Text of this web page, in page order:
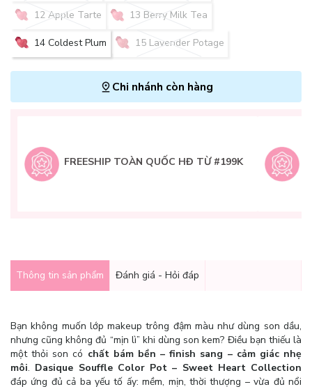
12 Apple Tarte 13 Berry Milk Tea
14 Coldest Plum 15 Lavender Potage
Chi nhánh còn hàng
FREESHIP TOÀN QUỐC HĐ TỪ #199K
Thông tin sản phẩm Đánh giá - Hỏi đáp
Bạn không muốn lớp makeup trông đậm màu như dùng son dầu,
nhưng cũng không đủ “mịn lì” khi dùng son kem? Điều bạn thiếu là
một thỏi son có chất bám bền – finish sang – cảm giác nhẹ
môi. Dasique Souffle Color Pot – Sweet Heart Collection
đáp ứng đủ cả ba yếu tố ấy: mềm, mịn, thời thượng – vừa đủ nổi